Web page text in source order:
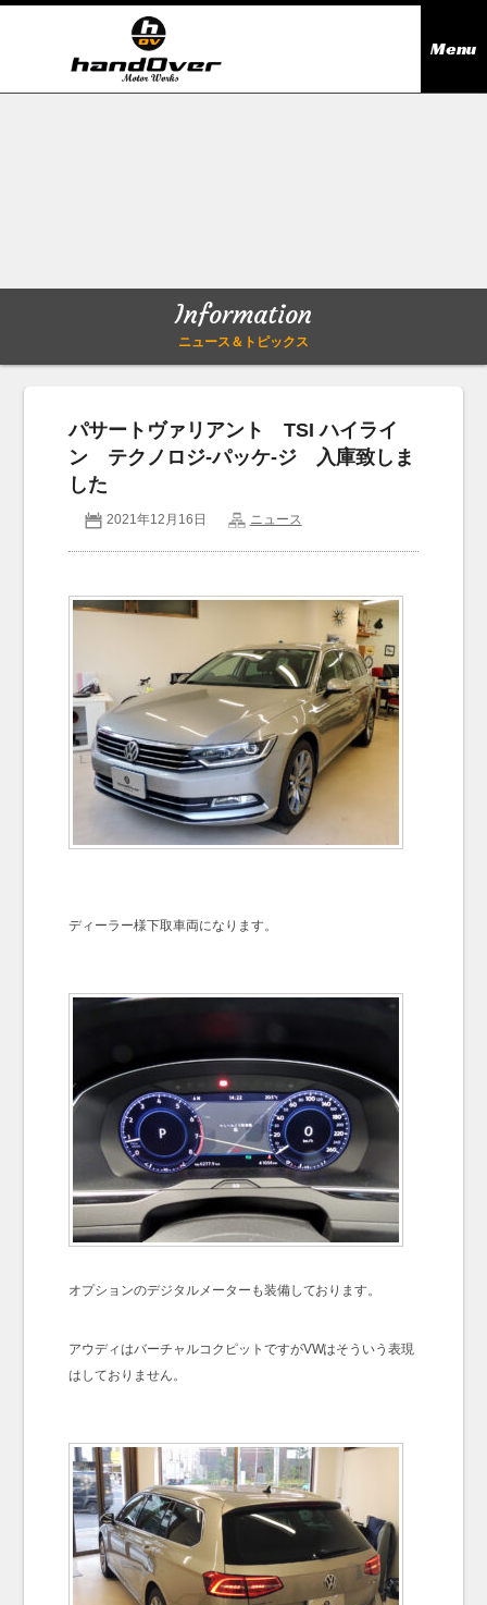
Menu
Company outline
会社概要
アクセス
お問い合わせ
Information
ニュース＆トピックス
パサートヴァリアント TSI ハイライ
ン テクノロジ-パッケ-ジ 入庫致しま
した
2021年12月16日 ニュース
ディーラー様下取車両になります。
オプションのデジタルメーターも装備しております。
アウディはバーチャルコクピットですがVWはそういう表現
はしておりません。